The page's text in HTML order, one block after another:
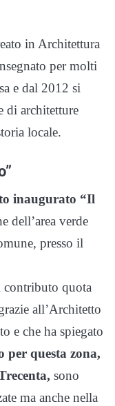
in Architettura
per molti
e dal 2012 si
di architetture
locale.
inaugurato “Il
dell’area verde
presso il
contributo quota
all’Architetto
e che ha spiegato
per questa zona,
sono
ma anche nella